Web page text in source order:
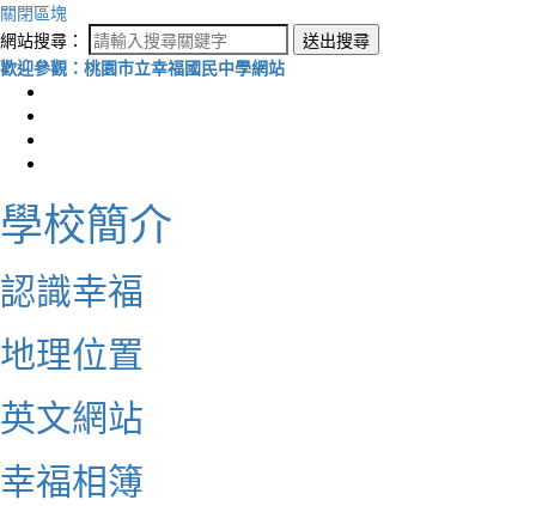
關閉區塊
網站搜尋：
送出搜尋
歡迎參觀：桃園市立幸福國民中學網站
學校簡介
認識幸福
地理位置
英文網站
幸福相簿